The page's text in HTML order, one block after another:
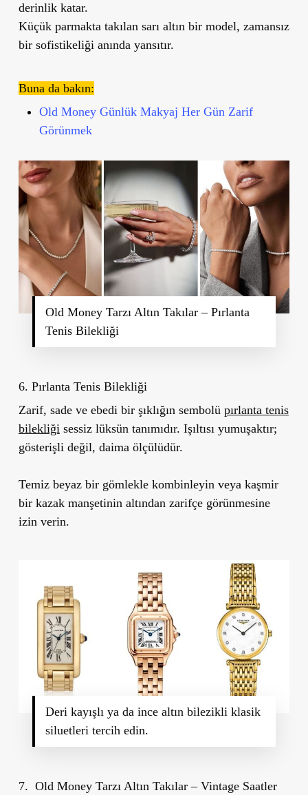
derinlik katar.
Küçük parmakta takılan sarı altın bir model, zamansız
bir sofistikeliği anında yansıtır.
Buna da bakın:
Old Money Günlük Makyaj Her Gün Zarif
Görünmek
Old Money Tarzı Altın Takılar – Pırlanta
Tenis Bilekliği
6. Pırlanta Tenis Bilekliği
Zarif, sade ve ebedi bir şıklığın sembolü pırlanta tenis
bilekliğisessiz lüksün tanımıdır. Işıltısı yumuşaktır;
gösterişli değil, daima ölçülüdür.
Temiz beyaz bir gömlekle kombinleyin veya kaşmir
bir kazak manşetinin altından zarifçe görünmesine
izin verin.
Deri kayışlı ya da ince altın bilezikli klasik
siluetleri tercih edin.
7. Old Money Tarzı Altın Takılar – Vintage Saatler